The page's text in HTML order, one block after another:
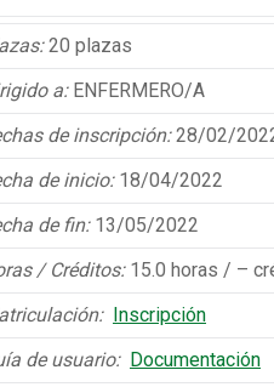
20 plazas
a: ENFERMERO/A
de inscripción:28/02/
de inicio: 18/04/2022
de fin: 13/05/2022
/ Créditos: 15.0 horas / –
Inscripción
de usuario: Documentación